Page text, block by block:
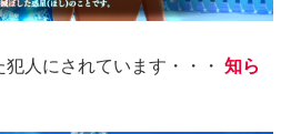
人にされています・・・ 知ら